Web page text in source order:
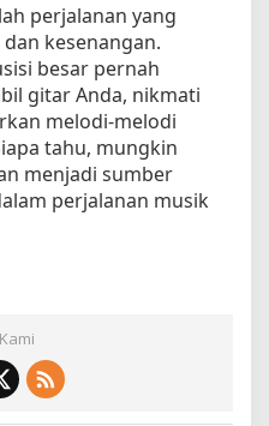
perjalanan yang
kesenangan.
besar pernah
gitar Anda, nikmati
melodi-melodi
tahu, mungkin
menjadi sumber
perjalanan musik